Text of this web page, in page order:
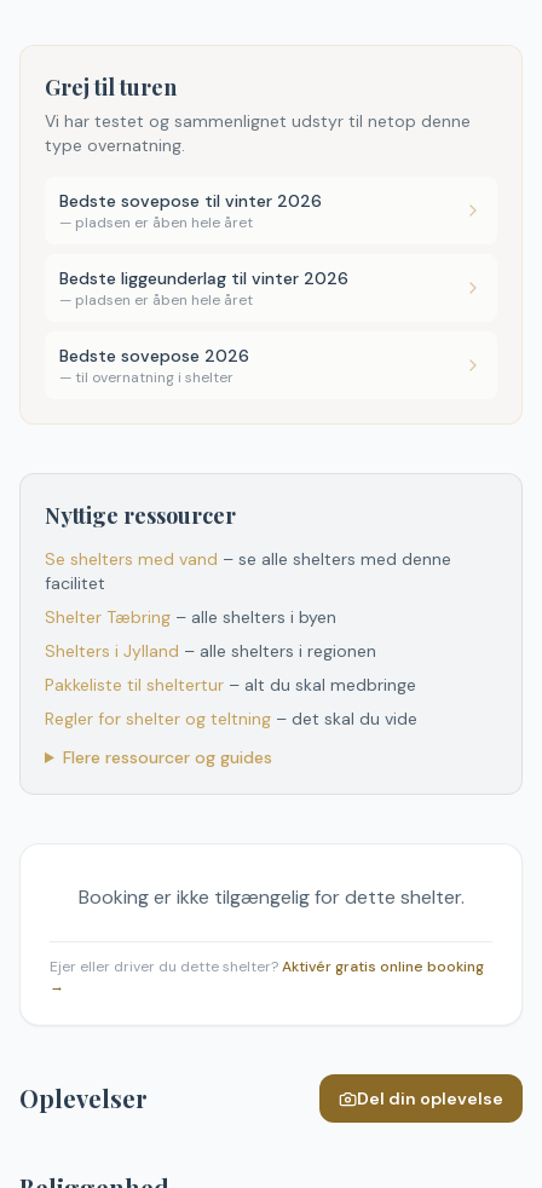
Grej til turen
Vi har testet og sammenlignet udstyr til netop denne
type overnatning.
Bedste sovepose til vinter 2026
— pladsen er åben hele året
Bedste liggeunderlag til vinter 2026
— pladsen er åben hele året
Bedste sovepose 2026
— til overnatning i shelter
Nyttige ressourcer
Se shelters med vand – se alle shelters med denne
facilitet
Shelter Tæbring – alle shelters i byen
Shelters i Jylland – alle shelters i regionen
Pakkeliste til sheltertur – alt du skal medbringe
Regler for shelter og teltning – det skal du vide
Flere ressourcer og guides
Booking er ikke tilgængelig for dette shelter.
Ejer eller driver du dette shelter?Aktivér gratis online booking
→
Oplevelser Del din oplevelse